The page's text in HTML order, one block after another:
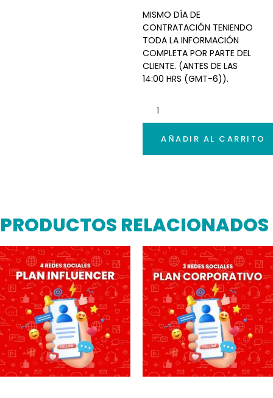
MISMO DÍA DE
CONTRATACIÓN TENIENDO
TODA LA INFORMACIÓN
COMPLETA POR PARTE DEL
CLIENTE. (ANTES DE LAS
14:00 HRS (GMT-6)).
AÑADIR AL CARRITO
PRODUCTOS RELACIONADOS